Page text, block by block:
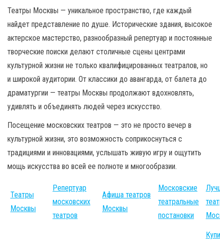
Театры Москвы — уникальное пространство, где каждый
найдет представление по душе. Исторические здания, высокое
актерское мастерство, разнообразный репертуар и постоянные
творческие поиски делают столичные сцены центрами
культурной жизни не только квалифицированных театралов, но
и широкой аудитории. От классики до авангарда, от балета до
драматургии — театры Москвы продолжают вдохновлять,
удивлять и объединять людей через искусство.
Посещение московских театров — это не просто вечер в
культурной жизни, это возможность соприкоснуться с
традициями и инновациями, услышать живую игру и ощутить
мощь искусства во всей ее полноте и многообразии.
Театры
Москвы
Репертуар
московских
театров
Афиша театров
Москвы
Московские
театральные
постановки